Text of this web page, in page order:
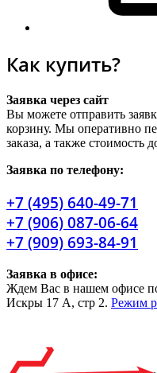
Как купить?
Заявка через сайт
Вы можете отправить
корзину. Мы оперативно
заказа, а также стоимость
Заявка по телефону:
+7 (495) 640-49-71
+7 (906) 087-06-64
+7 (909) 693-84-91
Заявка в офисе:
Ждем Вас в нашем офисе
Искры 17 А, стр 2. Режим